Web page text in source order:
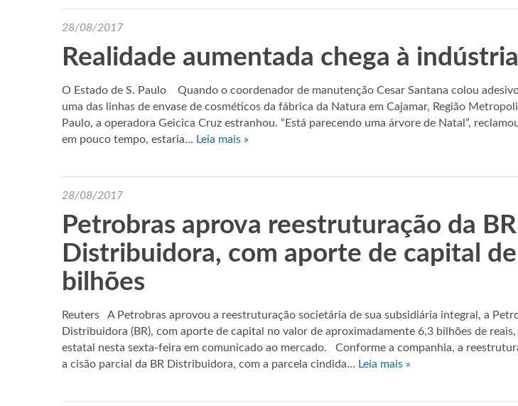
28/08/2017
Realidade aumentada chega à indústria
O Estado de S. Paulo Quando o coordenador de manutenção Cesar Santana colou
uma das linhas de envase de cosméticos da fábrica da Natura em Cajamar, Região
Paulo, a operadora Geicica Cruz estranhou. “Está parecendo uma árvore de Natal”,
em pouco tempo, estaria… Leia mais »
28/08/2017
Petrobras aprova reestruturação da BR
Distribuidora, com aporte de capital
bilhões
Reuters A Petrobras aprovou a reestruturação societária de sua subsidiária integral, a
Distribuidora (BR), com aporte de capital no valor de aproximadamente 6,3 bilhões de
estatal nesta sexta-feira em comunicado ao mercado. Conforme a companhia, a
a cisão parcial da BR Distribuidora, com a parcela cindida… Leia mais »